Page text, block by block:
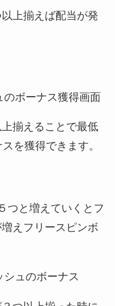
上揃えば配当が発
揃えることで最低
を獲得できます。
つと増えていくとフ
えフリースピンボ